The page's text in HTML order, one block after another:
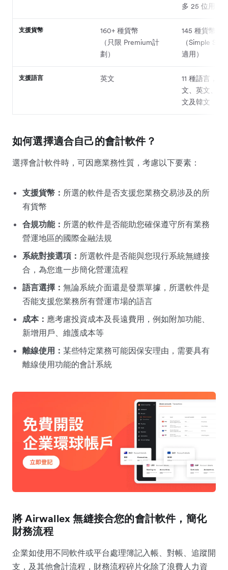
多 25 位用戶
支援貨幣
160+ 種貨幣
（只限 Premium計
劃）
145 種貨幣
（Simple
適用）
支援語言 英文
11 種語言，包
文、英文、法
文及韓文
如何選擇適合自己的會計軟件？
選擇會計軟件時，可因應業務性質，考慮以下要素：
支援貨幣： 所選的軟件是否支援您業務交易涉及的所
有貨幣
合規功能： 所選的軟件是否能助您確保遵守所有業務
營運地區的國際金融法規
系統對接選項： 所選軟件是否能與您現行系統無縫接
合，為您進一步簡化營運流程
語言選擇： 無論系統介面還是發票單據，所選軟件是
否能支援您業務所有營運市場的語言
成本： 應考慮投資成本及長遠費用，例如附加功能、
新增用戶、維護成本等
離線使用： 某些特定業務可能因保安理由，需要具有
離線使用功能的會計系統
將 Airwallex 無縫接合您的會計軟件，簡化
財務流程
企業如使用不同軟件或平台處理簿記入帳、對帳、追蹤開
支，及其他會計流程，財務流程碎片化除了浪費人力資